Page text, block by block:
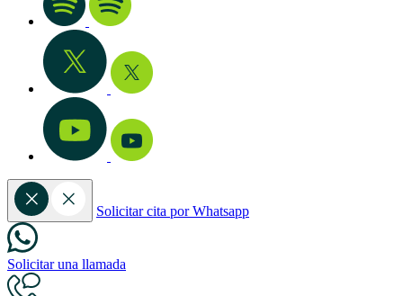
Solicitar cita por Whatsapp
Solicitar una llamada